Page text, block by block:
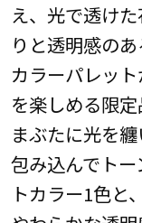
え、光で透け
りと透明感の
カラーパレッ
を楽しめる限定
まぶたに光を
包み込んでト
トカラー1色と